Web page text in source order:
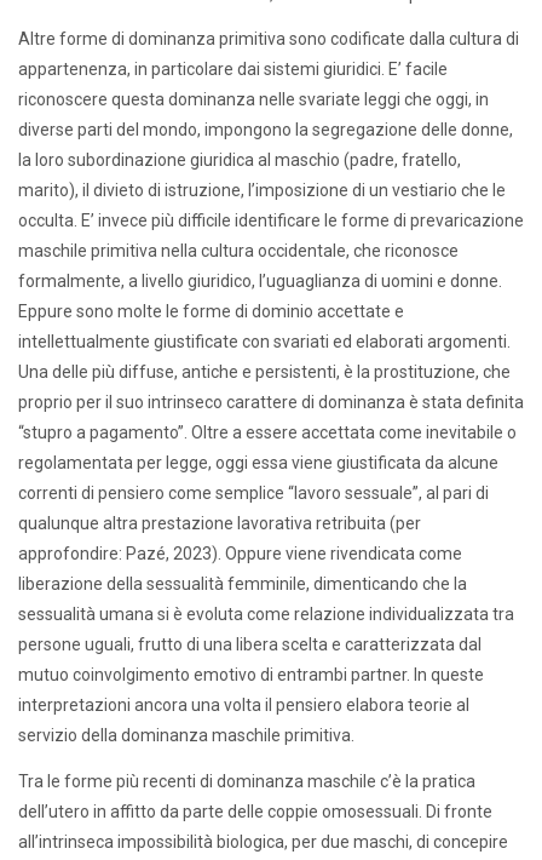
Altre forme di dominanza primitiva sono codificate dalla cultura di
appartenenza, in particolare dai sistemi giuridici. E’ facile
riconoscere questa dominanza nelle svariate leggi che oggi, in
diverse parti del mondo, impongono la segregazione delle donne,
la loro subordinazione giuridica al maschio (padre, fratello,
marito), il divieto di istruzione, l’imposizione di un vestiario che le
occulta. E’ invece più difficile identificare le forme di prevaricazione
maschile primitiva nella cultura occidentale, che riconosce
formalmente, a livello giuridico, l’uguaglianza di uomini e donne.
Eppure sono molte le forme di dominio accettate e
intellettualmente giustificate con svariati ed elaborati argomenti.
Una delle più diffuse, antiche e persistenti, è la prostituzione, che
proprio per il suo intrinseco carattere di dominanza è stata definita
“stupro a pagamento”. Oltre a essere accettata come inevitabile o
regolamentata per legge, oggi essa viene giustificata da alcune
correnti di pensiero come semplice “lavoro sessuale”, al pari di
qualunque altra prestazione lavorativa retribuita (per
approfondire: Pazé, 2023). Oppure viene rivendicata come
liberazione della sessualità femminile, dimenticando che la
sessualità umana si è evoluta come relazione individualizzata tra
persone uguali, frutto di una libera scelta e caratterizzata dal
mutuo coinvolgimento emotivo di entrambi partner. In queste
interpretazioni ancora una volta il pensiero elabora teorie al
servizio della dominanza maschile primitiva.
Tra le forme più recenti di dominanza maschile c’è la pratica
dell’utero in affitto da parte delle coppie omosessuali. Di fronte
all’intrinseca impossibilità biologica, per due maschi, di concepire